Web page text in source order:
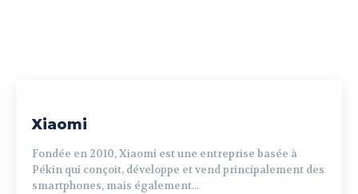
Xiaomi
Fondée en 2010, Xiaomi est une entreprise basée à
Pékin qui conçoit, développe et vend principalement des
smartphones, mais également...